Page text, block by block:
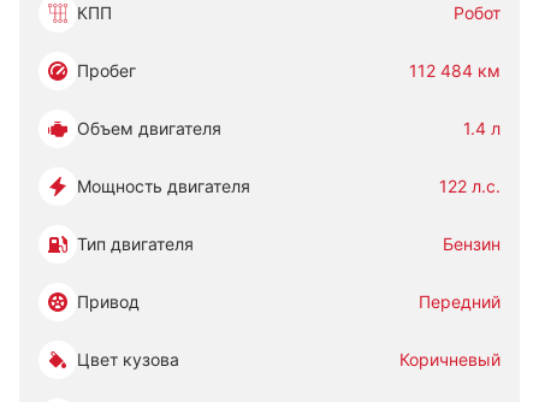
КПП Робот
Пробег 112 484 км
Объем двигателя 1.4 л
Мощность двигателя 122 л.с.
Тип двигателя Бензин
Привод Передний
Цвет кузова Коричневый